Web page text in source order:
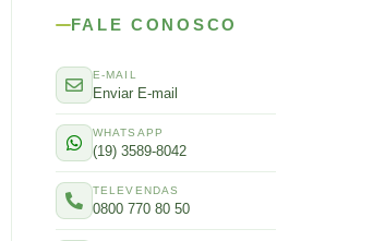
FALE CONOSCO
E-MAIL
Enviar E-mail
WHATSAPP
(19) 3589-8042
TELEVENDAS
0800 770 80 50